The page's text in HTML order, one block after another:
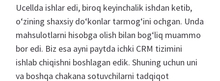
Ucellda ishlar edi, biroq keyinchalik ishdan ketib,
o‘zining shaxsiy do‘konlar tarmog‘ini ochgan. Unda
mahsulotlarni hisobga olish bilan bog‘liq muammo
bor edi. Biz esa ayni paytda ichki CRM tizimini
ishlab chiqishni boshlagan edik. Shuning uchun uni
va boshqa chakana sotuvchilarni tadqiqot